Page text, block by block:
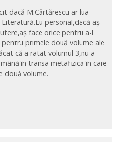
dacă M.Cărtărescu ar lua
personal,dacă aș
face orice pentru a-l
pentru primele două volume ale
că a ratat volumul 3,nu a
în transa metafizică în care
două volume.